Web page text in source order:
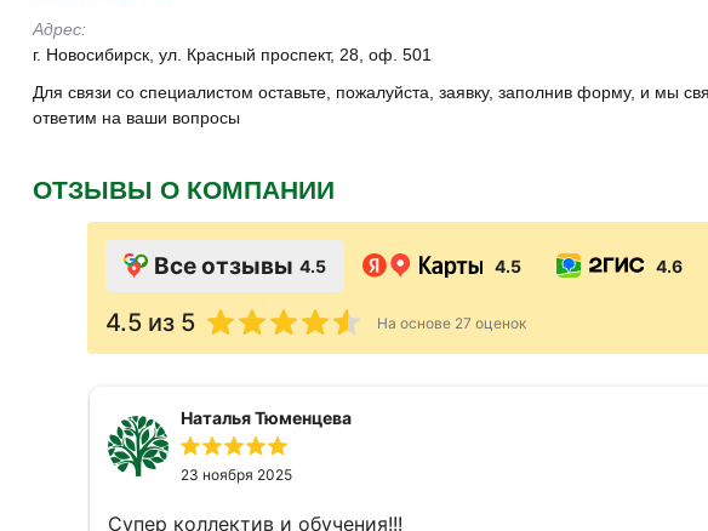
Адрес:
г. Новосибирск, ул. Красный проспект, 28, оф. 501
Для связи со специалистом оставьте, пожалуйста, заявку, заполнив форму, и мы
ответим на ваши вопросы
ОТЗЫВЫ О КОМПАНИИ
Все отзывы 4.5 4.5 4.6
4.5 из 5 На основе 27 оценок
Наталья Тюменцева
23 ноября 2025
Супер коллектив и обучения!!!